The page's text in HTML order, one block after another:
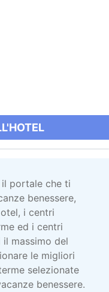
il portale che ti
benessere,
i centri
ed i centri
massimo del
le migliori
selezionate
benessere.